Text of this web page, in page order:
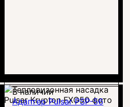
В наличии
Адаптер Pulsar PSP-56